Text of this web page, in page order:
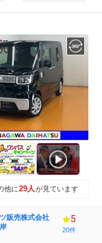
他に29人が見ています
販売株式会社
5
20件